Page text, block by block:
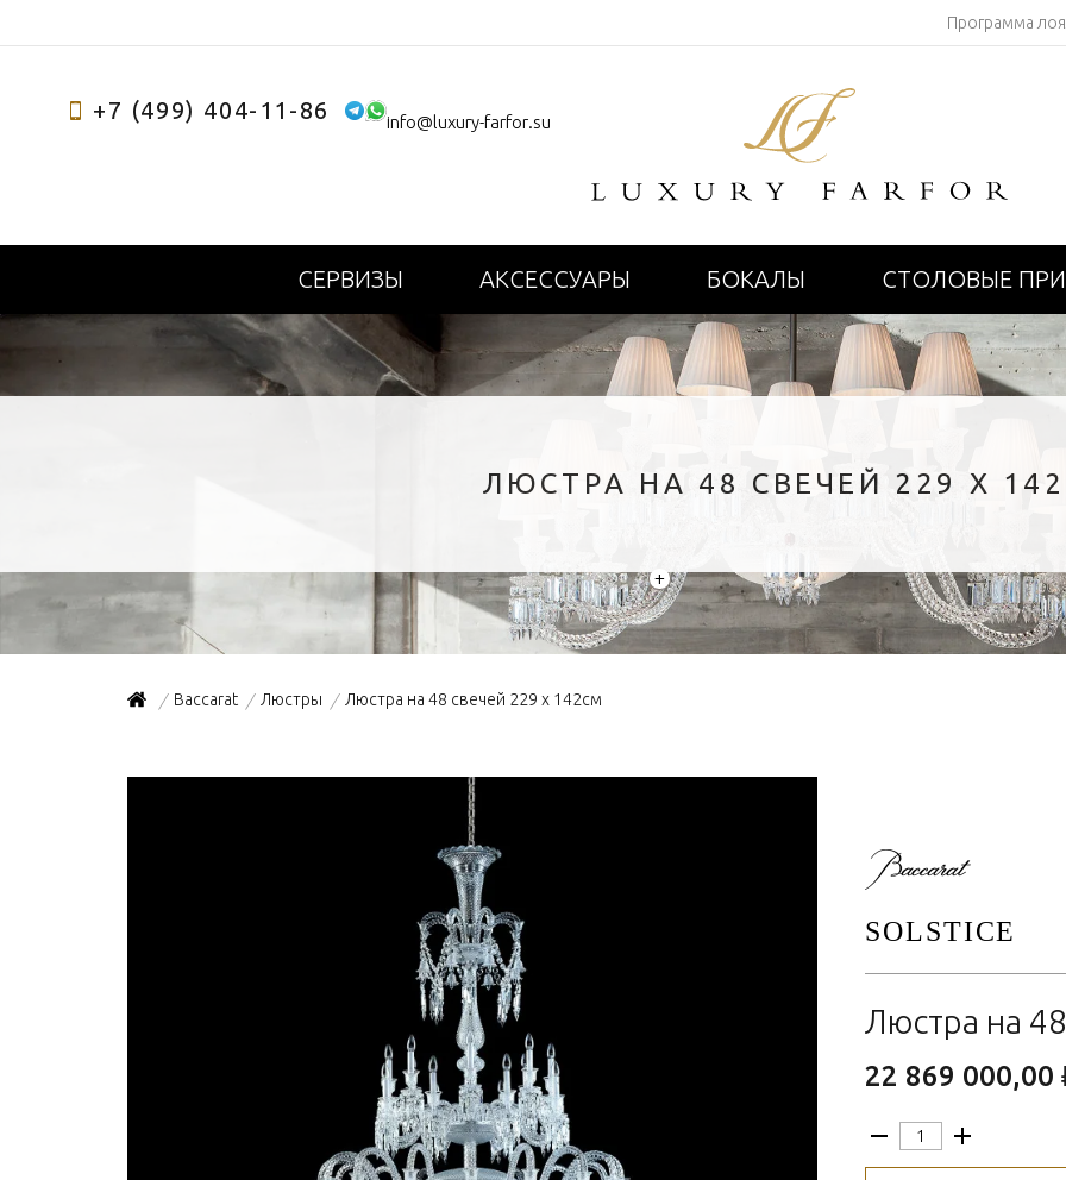
Программа
+7 (499) 404-11-86 info@luxury-farfor.su
СЕРВИЗЫ АКСЕССУАРЫ БОКАЛЫ СТОЛОВЫЕ
+
ЛЮСТРА НА 48 СВЕЧЕЙ 229 X
/ Baccarat / Люстры / Люстра на 48 свечей 229 x 142см
SOLSTICE
Люстра на
22 869 000,00